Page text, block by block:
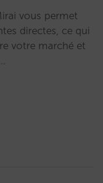
vous permet
directes, ce qui
votre marché et